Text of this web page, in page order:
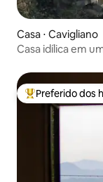
Casa ⋅ Cavigliano
Casa idílica em
Entre os
Preferido dos